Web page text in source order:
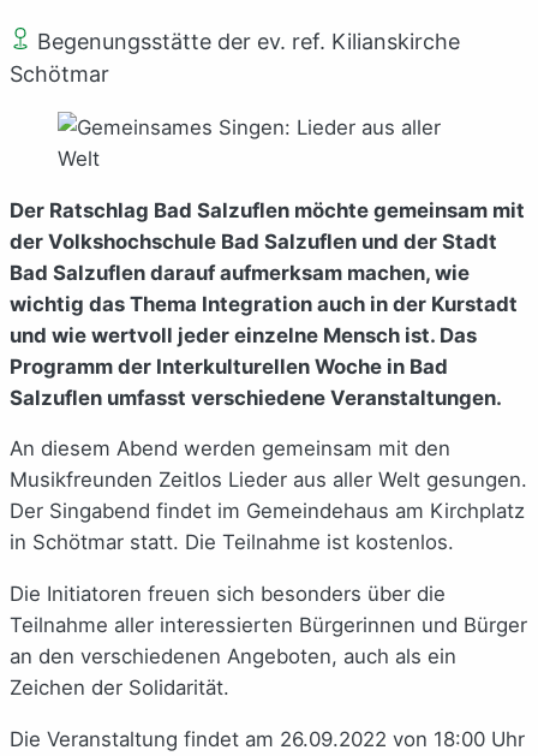
Begenungsstätte der ev. ref. Kilianskirche
Schötmar
Der Ratschlag Bad Salzuflen möchte gemeinsam mit
der Volkshochschule Bad Salzuflen und der Stadt
Bad Salzuflen darauf aufmerksam machen, wie
wichtig das Thema Integration auch in der Kurstadt
und wie wertvoll jeder einzelne Mensch ist. Das
Programm der Interkulturellen Woche in Bad
Salzuflen umfasst verschiedene Veranstaltungen.
An diesem Abend werden gemeinsam mit den
Musikfreunden Zeitlos Lieder aus aller Welt gesungen.
Der Singabend findet im Gemeindehaus am Kirchplatz
in Schötmar statt. Die Teilnahme ist kostenlos.
Die Initiatoren freuen sich besonders über die
Teilnahme aller interessierten Bürgerinnen und Bürger
an den verschiedenen Angeboten, auch als ein
Zeichen der Solidarität.
Die Veranstaltung findet am 26.09.2022 von 18:00 Uhr